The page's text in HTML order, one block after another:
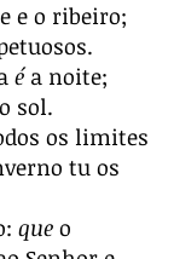
e o ribeiro;
éa noite;
sol.
os limites
tu os
que o